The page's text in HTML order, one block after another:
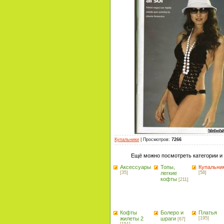
Купальники Просмотров: 7266
Ещё можно посмотреть категории и
Аксессуары
[35]
Топы,
легкие
кофты [211]
[58]
Кофты
жилеты 2
Болеро и
шраги [67]
Платья
[195]